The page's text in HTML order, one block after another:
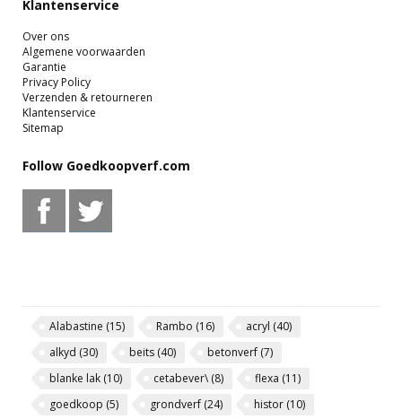
Klantenservice
Over ons
Algemene voorwaarden
Garantie
Privacy Policy
Verzenden & retourneren
Klantenservice
Sitemap
Follow Goedkoopverf.com
Alabastine (15) Rambo (16) acryl (40)
alkyd (30) beits (40) betonverf (7)
blanke lak (10) cetabever\(8) flexa (11)
goedkoop (5) grondverf (24) histor (10)